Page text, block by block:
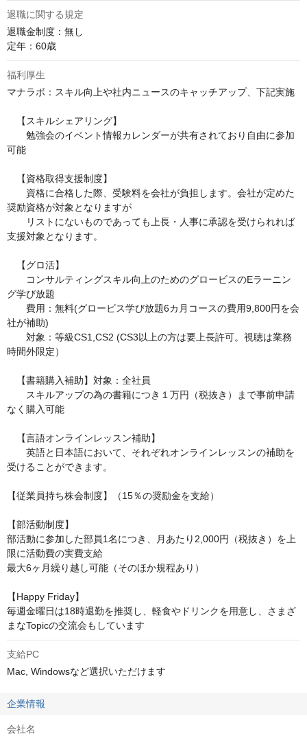
退職に関する規定
退職金制度：無し
定年：60歳
福利厚生
マナラボ：スキル向上や社内ニュースのキャッチアップ、下記実施
【スキルシェアリング】
勉強会のイベント情報カレンダーが共有されており自由に参加
可能
【資格取得支援制度】
資格に合格した際、受験料を会社が負担します。会社が定めた
奨励資格が対象となりますが
リストにないものであっても上長・人事に承認を受けられれば
支援対象となります。
【グロ活】
コンサルティングスキル向上のためのグロービスのEラーニン
グ学び放題
費用：無料(グロービス学び放題6カ月コースの費用9,800円を会
社が補助)
対象：等級CS1,CS2 (CS3以上の方は要上長許可。視聴は業務
時間外限定）
【書籍購入補助】対象：全社員
スキルアップの為の書籍につき１万円（税抜き）まで事前申請
なく購入可能
【言語オンラインレッスン補助】
英語と日本語において、それぞれオンラインレッスンの補助を
受けることができます。
【従業員持ち株会制度】（15％の奨励金を支給）
【部活動制度】
部活動に参加した部員1名につき、月あたり2,000円（税抜き）を上
限に活動費の実費支給
最大6ヶ月繰り越し可能（そのほか規程あり）
【Happy Friday】
毎週金曜日は18時退勤を推奨し、軽食やドリンクを用意し、さまざ
まなTopicの交流会もしています
支給PC
Mac, Windowsなど選択いただけます
企業情報
会社名